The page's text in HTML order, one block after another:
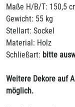
Maße H/B/T: 150,5
Gewicht: 55 kg
Stellart: Sockel
Material: Holz
Schließart: bitte
Weitere Dekore auf
möglich.